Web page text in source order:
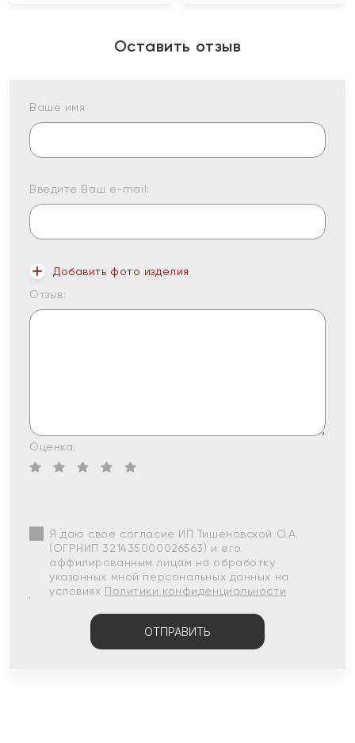
Оставить отзыв
Ваше имя:
Введите Ваш e-mail:
Добавить фото изделия
Отзыв:
Оценка:
ОТПРАВИТЬ
Я даю свое согласие ИП Тишеновской О.А.
(ОГРНИП 321435000026563) и его
аффилированным лицам на обработку
указанных мной персональных данных на
условиях Политики конфиденциальности